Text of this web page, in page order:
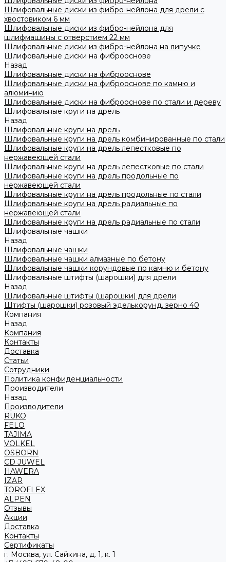
Шлифовальные диски из фибро-нейлона для дрели с
хвостовиком 6 мм
Шлифовальные диски из фибро-нейлона для
шлифмашины с отверстием 22 мм
Шлифовальные диски из фибро-нейлона на липучке
Шлифовальные диски на фиброоснове
Назад
Шлифовальные диски на фиброоснове
Шлифовальные диски на фиброоснове по камню и
алюминию
Шлифовальные диски на фиброоснове по стали и дереву
Шлифовальные круги на дрель
Назад
Шлифовальные круги на дрель
Шлифовальные круги на дрель комбинированные по стали
Шлифовальные круги на дрель лепестковые по
нержавеющей стали
Шлифовальные круги на дрель лепестковые по стали
Шлифовальные круги на дрель продольные по
нержавеющей стали
Шлифовальные круги на дрель продольные по стали
Шлифовальные круги на дрель радиальные по
нержавеющей стали
Шлифовальные круги на дрель радиальные по стали
Шлифовальные чашки
Назад
Шлифовальные чашки
Шлифовальные чашки алмазные по бетону
Шлифовальные чашки корундовые по камню и бетону
Шлифовальные штифты (шарошки) для дрели
Назад
Шлифовальные штифты (шарошки) для дрели
Штифты (шарошки) розовый эделькорунд, зерно 40
Компания
Назад
Компания
Контакты
Доставка
Статьи
Сотрудники
Политика конфиденциальности
Производители
Назад
Производители
RUKO
FELO
TAJIMA
VOLKEL
OSBORN
CD JUWEL
HAWERA
IZAR
TOROFLEX
ALPEN
Отзывы
Акции
Доставка
Контакты
Сертификаты
г. Москва, ул. Сайкина, д. 1, к. 1